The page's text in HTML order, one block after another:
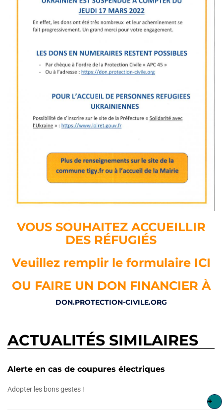
VOUS SOUHAITEZ ACCUEILLIR
DES RÉFUGIÉS
Veuillez remplir le formulaire ICI
OU FAIRE UN DON FINANCIER À
DON.PROTECTION-CIVILE.ORG
ACTUALITÉS SIMILAIRES
Alerte en cas de coupures électriques
Adopter les bons gestes !
+